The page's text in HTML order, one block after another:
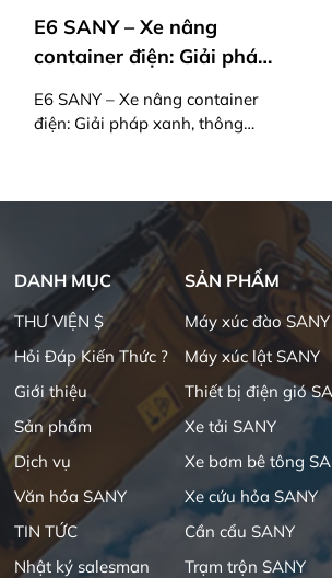
đường đua địa ngục | Xe
tải điện 870PS mạnh mẽ
SANY Truck chinh phục đường
đua địa ngục | Xe tải điện
870PS mạnh mẽ
DANH MỤC
THƯ VIỆN $
Hỏi Đáp Kiến Thức ?
Giới thiệu
Sản phẩm
Dịch vụ
Văn hóa SANY
TIN TỨC
Nhật ký salesman
SẢN PHẨM
Máy xúc đào SANY
Máy xúc lật SANY
Thiết bị điện gió
Xe tải SANY
Xe bơm bê tông
Xe cứu hỏa SANY
Cần cẩu SANY
Trạm trộn SANY